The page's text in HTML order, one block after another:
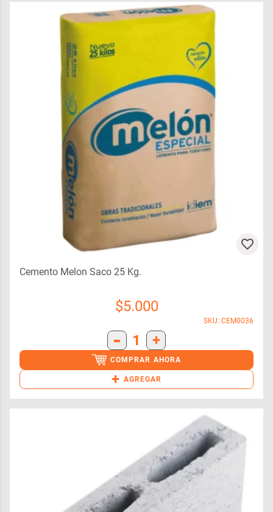
Cemento Melon Saco 25 Kg.
$5.000
SKU: CEM0036
- 1 +
COMPRAR AHORA
+ AGREGAR